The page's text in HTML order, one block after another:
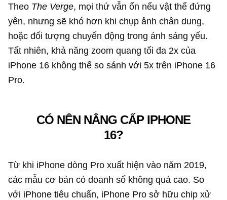
Theo The Verge, mọi thứ vẫn ổn nếu vật thể đứng
yên, nhưng sẽ khó hơn khi chụp ảnh chân dung,
hoặc đối tượng chuyển động trong ánh sáng yếu.
Tất nhiên, khả năng zoom quang tối đa 2x của
iPhone 16 không thể so sánh với 5x trên iPhone 16
Pro.
CÓ NÊN NÂNG CẤP IPHONE
16?
Từ khi iPhone dòng Pro xuất hiện vào năm 2019,
các mẫu cơ bản có doanh số không quá cao. So
với iPhone tiêu chuẩn, iPhone Pro sở hữu chip xử